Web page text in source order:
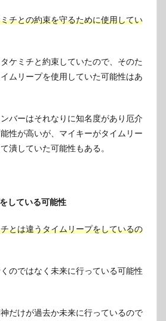
チとの約束を守るために使用してい
ケミチと約束していたので、そのた
ムリープを使用していた可能性はあ
バーはそれなりに知名度があり厄介
性が高いが、マイキーがタイムリー
潰していた可能性もある。
している可能性
とは違うタイムリープをしているの
のではなく未来に行っている可能性
だけが過去か未来に行っているので